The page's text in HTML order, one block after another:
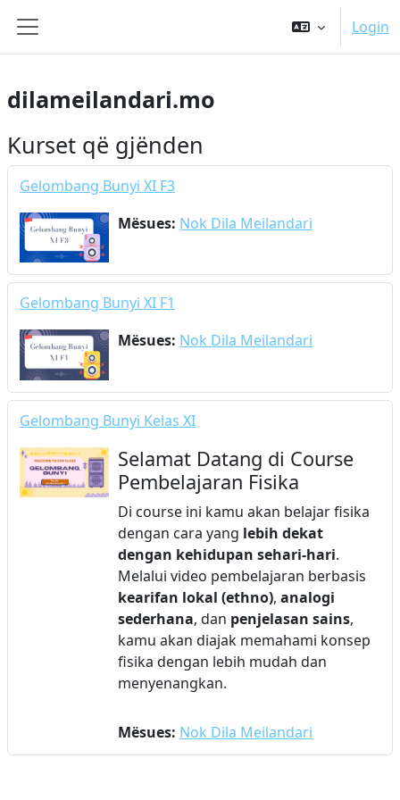
Side panel
Login
dilameilandari.mo
Kurset që gjënden
Gelombang Bunyi XI F3
Mësues: Nok Dila Meilandari
Gelombang Bunyi XI F1
Mësues: Nok Dila Meilandari
Gelombang Bunyi Kelas XI
Selamat Datang di Course
Pembelajaran Fisika
Di course ini kamu akan belajar fisika
dengan cara yang lebih dekat
dengan kehidupan sehari-hari.
Melalui video pembelajaran berbasis
kearifan lokal (ethno), analogi
sederhana, dan penjelasan sains,
kamu akan diajak memahami konsep
fisika dengan lebih mudah dan
menyenangkan.
Mësues: Nok Dila Meilandari